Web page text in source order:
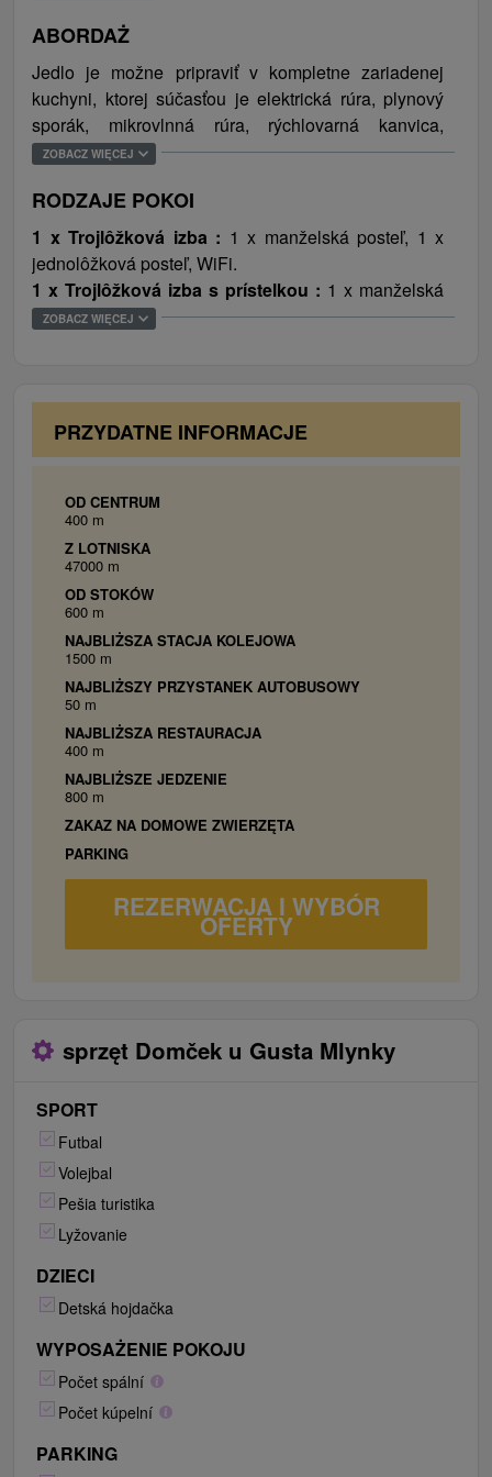
plodov a húb. V zimných mesiacoch tu sú ideálne
(najvýznamnejšie stredisko zimných športov v
Slovenskom raji Ski Mlynky Biele Vody a strojovo
upravované bežkárske trate Bežkárske trate Mlynky,
ďalej Ski centrum Dedinky, Ski centrum Gugeľ, Ski
ABORDAŻ
Jedlo je možne pripraviť v kompletne zariadenej
kuchyni, ktorej súčasťou je elektrická rúra, plynový
sporák, mikrovlnná rúra, rýchlovarná kanvica,
chladnička, mraznička.
ZOBACZ WIĘCEJ
RODZAJE POKOI
1 x Trojlôžková izba : 1 x manželská posteľ, 1 x
jednolôžková posteľ, WiFi.
1 x Trojlôžková izba s prístelkou : 1 x manželská
posteľ, 1 x jednolôžková posteľ, 1 x prístelka, WiFi.
ZOBACZ WIĘCEJ
PRZYDATNE INFORMACJE
OD CENTRUM
400 m
Z LOTNISKA
47000 m
OD STOKÓW
600 m
NAJBLIŻSZA STACJA KOLEJOWA
1500 m
NAJBLIŻSZY PRZYSTANEK AUTOBUSOWY
50 m
NAJBLIŻSZA RESTAURACJA
400 m
NAJBLIŻSZE JEDZENIE
800 m
ZAKAZ NA DOMOWE ZWIERZĘTA
PARKING
REZERWACJA I WYBÓR
OFERTY
sprzęt Domček u Gusta Mlynky
SPORT
Futbal
Volejbal
Pešia turistika
Lyžovanie
DZIECI
Detská hojdačka
WYPOSAŻENIE POKOJU
Počet spální
Počet kúpelní
PARKING